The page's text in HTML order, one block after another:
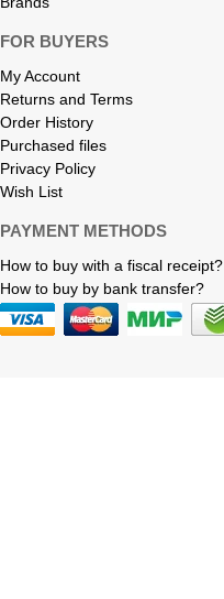
FOR BUYERS
My Account
Returns and Terms
Order History
Purchased files
Privacy Policy
Wish List
PAYMENT METHODS
How to buy with a fiscal receipt?
How to buy by bank transfer?